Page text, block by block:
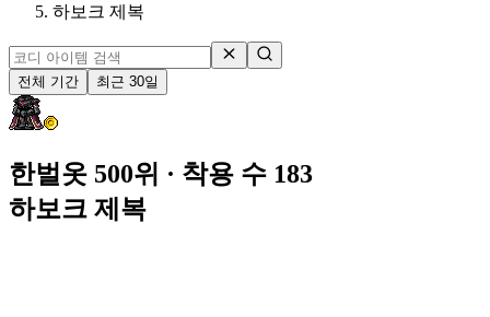
하보크 제복
전체 기간 최근 30일
한벌옷 500위 · 착용 수 183
하보크 제복